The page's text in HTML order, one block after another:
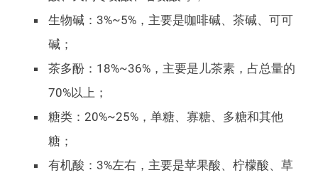
生物碱：3%~5%，主要是咖啡碱、茶碱、可可
碱；
茶多酚：18%~36%，主要是儿茶素，占总量的
70%以上；
糖类：20%~25%，单糖、寡糖、多糖和其他
糖；
有机酸：3%左右，主要是苹果酸、柠檬酸、草